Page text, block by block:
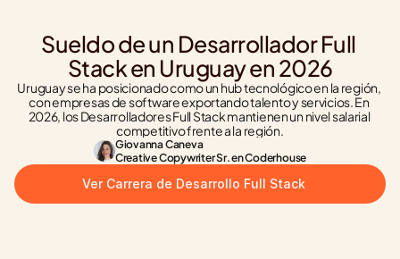
Sueldo de un Desarrollador Full
Stack en Uruguay en 2026
Uruguay se ha posicionado como un hub tecnológico en la región,
con empresas de software exportando talento y servicios. En
2026, los Desarrolladores Full Stack mantienen un nivel salarial
competitivo frente a la región.
Giovanna Caneva
Creative Copywriter Sr. en Coderhouse
Ver Carrera de Desarrollo Full Stack